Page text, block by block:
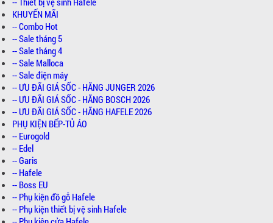
KHUYẾN MÃI
-- Combo Hot
-- Sale tháng 5
-- Sale tháng 4
-- Sale Malloca
-- Sale điện máy
-- ƯU ĐÃI GIÁ SỐC - HÃNG JUNGER 2026
-- ƯU ĐÃI GIÁ SỐC - HÃNG BOSCH 2026
-- ƯU ĐÃI GIÁ SỐC - HÃNG HAFELE 2026
PHỤ KIỆN BẾP-TỦ ÁO
-- Eurogold
-- Edel
-- Garis
-- Hafele
-- Boss EU
-- Phụ kiện đồ gỗ Hafele
-- Phụ kiện thiết bị vệ sinh Hafele